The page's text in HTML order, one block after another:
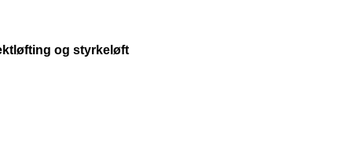
og styrkeløft